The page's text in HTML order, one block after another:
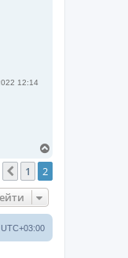
12:14
о
Поперед.
1 2
UTC+03:00